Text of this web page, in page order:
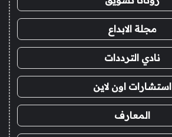
مجلة الابداع
نادي الترددات
استشارات اون لاين
المعارف